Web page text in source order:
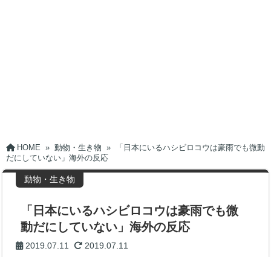
HOME » 動物・生き物 »
「日本にいるハシビロコウは豪雨でも微動
だにしていない」海外の反応
動物・生き物
「日本にいるハシビロコウは豪雨でも微
動だにしていない」海外の反応
2019.07.11 2019.07.11